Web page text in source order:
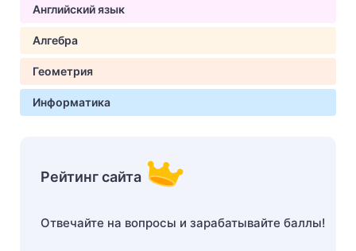
Английский язык
Алгебра
Геометрия
Информатика
Рейтинг сайта
Отвечайте на вопросы и зарабатывайте баллы!